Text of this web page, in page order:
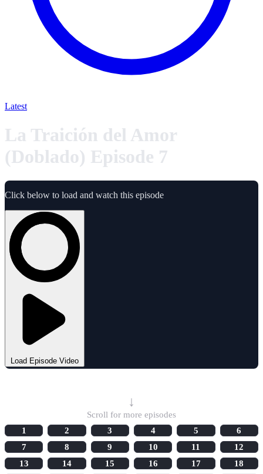
Latest
La Traición del Amor
(Doblado) Episode 7
Click below to load and watch this episode
Load Episode Video
↓
Scroll for more episodes
1
2 3 4 5
6
7
8 9 10 11
12
13
14 15 16 17
18